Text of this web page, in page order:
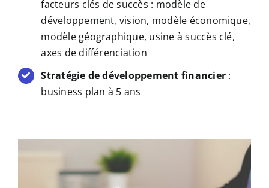
facteurs clés de succès : modèle de
développement, vision, modèle économique,
modèle géographique, usine à succès clé,
axes de différenciation
Stratégie de développement financier :
business plan à 5 ans